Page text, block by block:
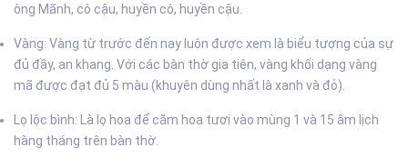
ông Mãnh, cô cậu, huyền cô, huyền cậu.
Vàng: Vàng từ trước đến nay luôn được xem là biểu tượng của sự
đủ đầy, an khang. Với các bàn thờ gia tiên, vàng khối dạng vàng
mã được đạt đủ 5 màu (khuyên dùng nhất là xanh và đỏ).
Lọ lộc bình: Là lọ hoa để căm hoa tươi vào mùng 1 và 15 âm lịch
hàng tháng trên bàn thờ.